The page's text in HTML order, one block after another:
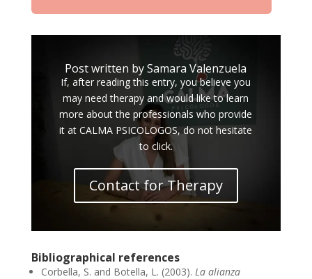
Post written by Samara Valenzuela
If, after reading this entry, you believe you
may need therapy and would like to learn
more about the professionals who provide
it at CALMA PSICOLOGOS, do not hesitate
to click.
Contact for Therapy
Bibliographical references
Corbella, S. and Botella, L. (2003). La alianza